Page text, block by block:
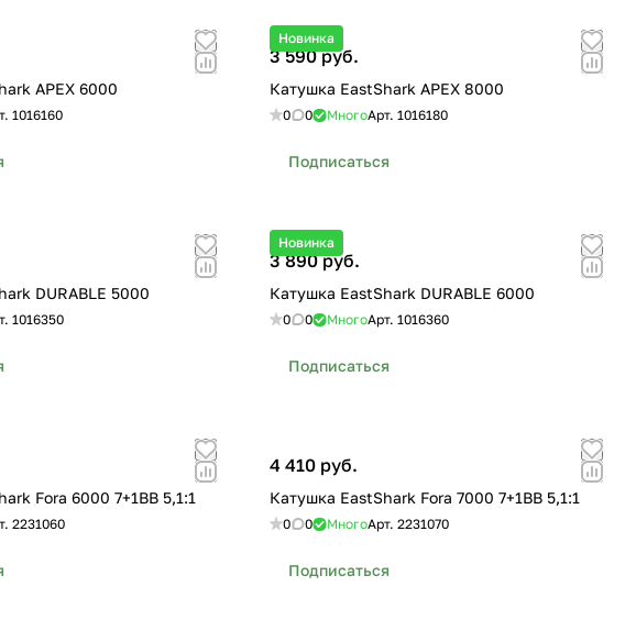
APEX 6000
1016160
Новинка
3 590 руб.
Катушка EastShark APEX 8000
0 0 МногоАрт.1016180
Подписаться
DURABLE 5000
1016350
Новинка
3 890 руб.
Катушка EastShark DURABLE 6000
0 0 МногоАрт.1016360
Подписаться
Fora 6000 7+1BB 5,1:1
2231060
4 410 руб.
Катушка EastShark Fora 7000 7+1BB 5,1:1
0 0 МногоАрт.2231070
Подписаться